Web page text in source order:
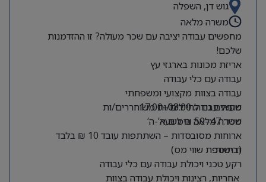
גוש דן, השפלה
משרה מלאה
מחפשים עבודה יציבה עם שכר מעולה? זו ההזדמנות
שלכם!
אריזת מכונות בארגזי עץ
עבודה עם כלי עבודה
עבודה בצוות מקצועי ומשפחתי
מתאים גם לחיילים/ות משוחררים/ות
משרה מלאה בימים א’-ה’
שעות עבודה: 08:00–17:00
שכר: 47–50 ₪ לשעה
ארוחות מסובסדות – השתתפות עובד 10 ₪ בלבד
(בתוספת שווי מס)
דרישות:
רקע טכני ויכולת עבודה עם כלי עבודה
אחריות, רצינות ויכולת עבודה בצוות